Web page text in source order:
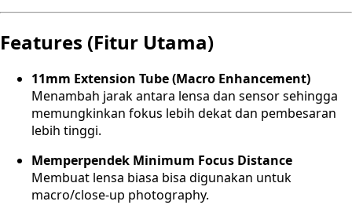
Features (Fitur Utama)
11mm Extension Tube (Macro Enhancement)
Menambah jarak antara lensa dan sensor sehingga
memungkinkan fokus lebih dekat dan pembesaran
lebih tinggi.
Memperpendek Minimum Focus Distance
Membuat lensa biasa bisa digunakan untuk
macro/close-up photography.